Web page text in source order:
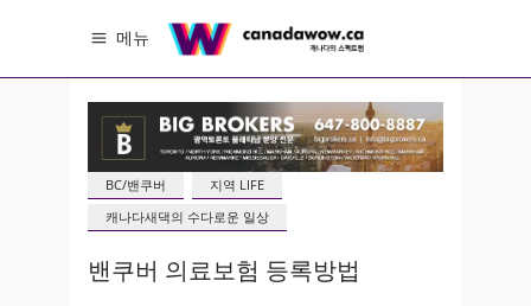
메뉴
BC/밴쿠버
지역 LIFE
캐나다새댁의 수다로운 일상
밴쿠버 의료보험 등록방법